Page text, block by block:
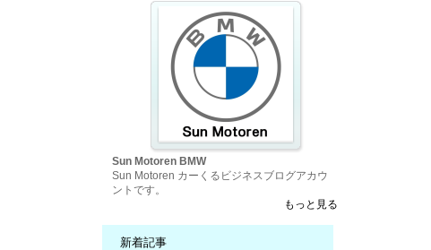
Sun Motoren BMW
Sun Motoren カーくるビジネスブログアカウ
ントです。
もっと見る
新着記事